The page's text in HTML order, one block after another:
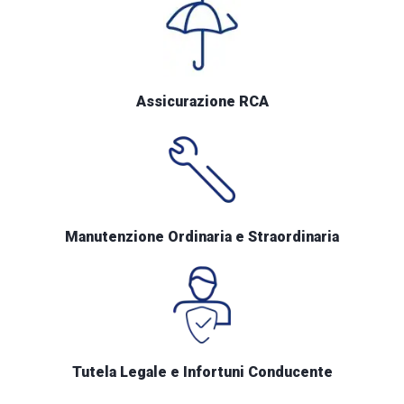
Assicurazione RCA
Manutenzione Ordinaria e Straordinaria
Tutela Legale e Infortuni Conducente